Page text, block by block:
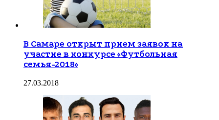
В Самаре открыт прием заявок на
участие в конкурсе «Футбольная
семья-2018»
27.03.2018